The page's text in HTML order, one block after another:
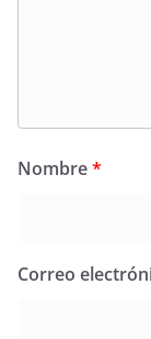
Nombre*
Correo